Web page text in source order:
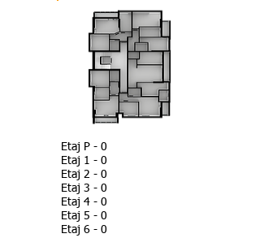
Etaj P - 0
Etaj 1 - 0
Etaj 2 - 0
Etaj 3 - 0
Etaj 4 - 0
Etaj 5 - 0
Etaj 6 - 0